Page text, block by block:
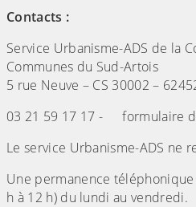
Contacts :
Service Urbanisme-ADS de la
Communes du Sud-Artois
5 rue Neuve – CS 30002 –
03 21 59 17 17 -
formulaire
Le service Urbanisme-ADS ne
Une permanence
h à 12 h) du lundi au vendredi.